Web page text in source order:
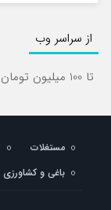
از سراسر وب
تا 100 میلیون تومان وام فوری خرید طلا💰💰 (بدون ضامن)
مستغلات
باغی و کشاورزی